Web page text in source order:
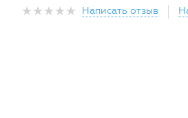
Написать отзыв